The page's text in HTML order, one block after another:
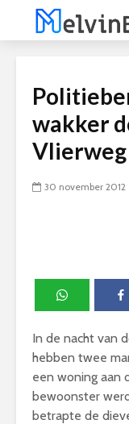
wakker
Vlierweg
30 november 2012
In de nacht van
hebben twee
een woning aan
bewoonster
betrapte de